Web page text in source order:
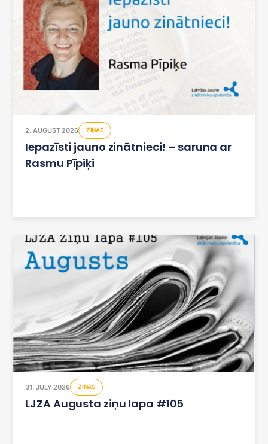
2. AUGUST 2026 ZIŅAS
Iepazīsti jauno zinātnieci! – saruna ar
Rasmu Pīpiķi
31. JULY 2026 ZIŅAS
LJZA Augusta ziņu lapa #105